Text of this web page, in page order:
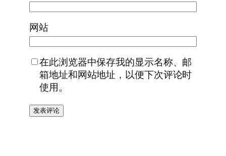
网站
在此浏览器中保存我的显示名称、邮
箱地址和网站地址，以便下次评论时
使用。